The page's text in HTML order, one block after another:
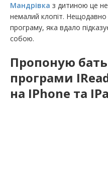
Мандрівка з дитиною це
немалий клопіт.
програму, яка вдало
собою.
Пропоную
програми
на IPhone та